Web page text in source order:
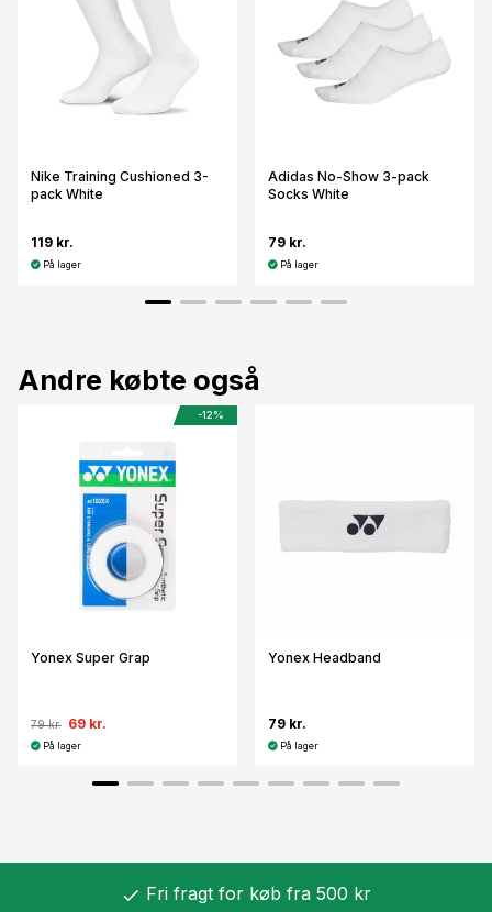
Nike Training Cushioned 3-
pack White
119 kr.
På lager
Adidas No-Show 3-pack
Socks White
79 kr.
På lager
Andre købte også
-12%
Yonex Super Grap
79 kr. 69 kr.
På lager
Yonex Headband
79 kr.
På lager
check Fri fragt for køb fra 500 kr